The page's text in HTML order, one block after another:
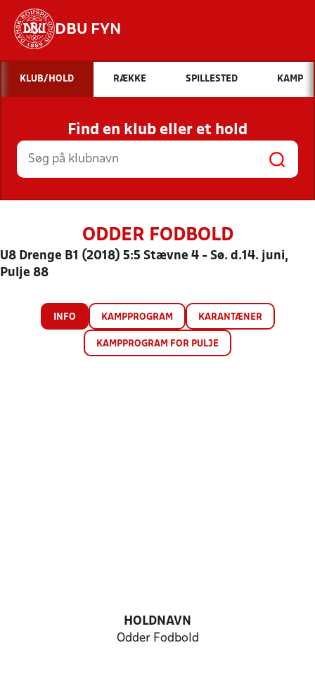
DBU FYN
Hvad vil du søge efter?
INDHOLD OG NYHEDER
STILLINGER, RESULTATER, KLUBBER OG
HOLD
KLUB/HOLD RÆKKE SPILLESTED KAMP
Find en klub eller et hold
ODDER FODBOLD
U8 Drenge B1 (2018) 5:5 Stævne 4 - Sø. d.14. juni,
Pulje 88
INFO KAMPPROGRAM KARANTÆNER
KAMPPROGRAM FOR PULJE
HOLDNAVN
Odder Fodbold